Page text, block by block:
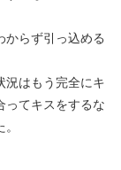
らず引っ込める
はもう完全にキ
ってキスをするな